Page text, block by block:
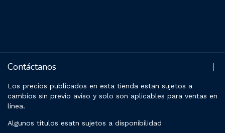
Contáctanos
Los precios publicados en esta tienda estan sujetos a
cambios sin previo aviso y solo son aplicables para ventas en
línea.
Algunos títulos esatn sujetos a disponibilidad